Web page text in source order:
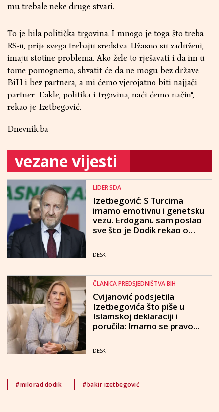
mu trebale neke druge stvari.
To je bila politička trgovina. I mnogo je toga što treba
RS-u, prije svega trebaju sredstva. Užasno su zaduženi,
imaju stotine problema. Ako žele to rješavati i da im u
tome pomognemo, shvatit će da ne mogu bez države
BiH i bez partnera, a mi ćemo vjerojatno biti najjači
partner. Dakle, politika i trgovina, naći ćemo način“,
rekao je Izetbegović.
Dnevnik.ba
vezane vijesti
LIDER SDA
Izetbegović: S Turcima
imamo emotivnu i genetsku
vezu. Erdoganu sam poslao
sve što je Dodik rekao o
DESK
ČLANICA PREDSJEDNIŠTVA BIH
Cvijanović podsjetila
Izetbegovića što piše u
Islamskoj deklaraciji i
poručila: Imamo se pravo
DESK
#milorad dodik #bakir izetbegović